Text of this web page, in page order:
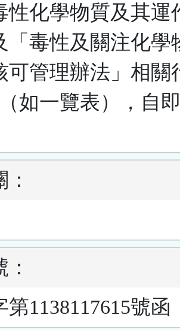
性化學物質及其運
「毒性及關注化學
可管理辦法」相關
如一覽表），自
1138117615號函